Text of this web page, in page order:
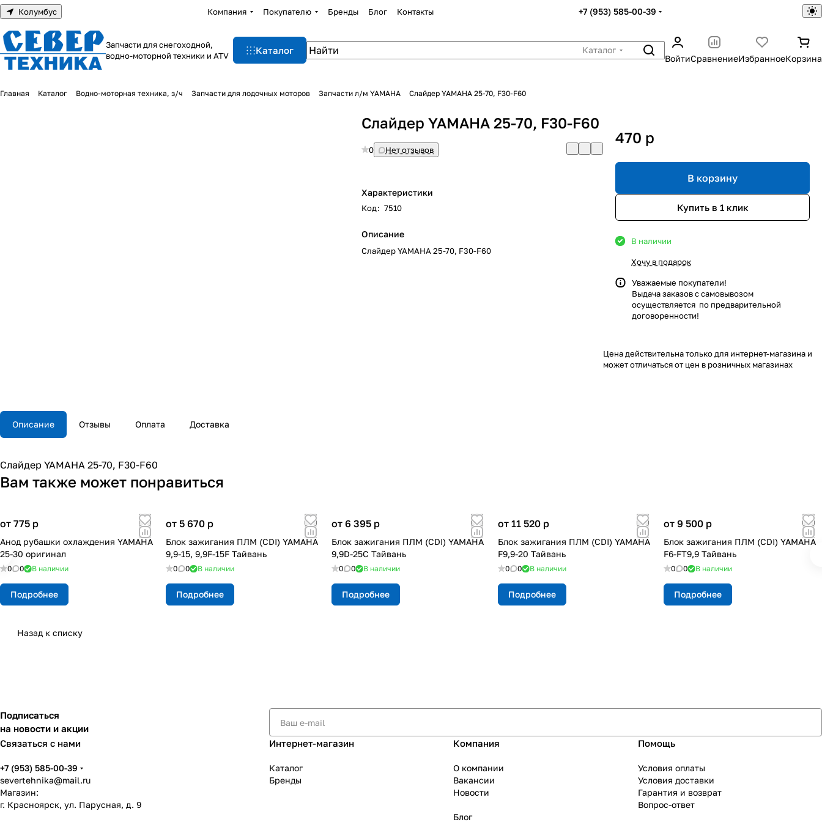
Колумбус Компания Покупателю Бренды Блог Контакты +7 (953) 585-00-39
Запчасти для снегоходной,
водно-моторной техники и ATV
Каталог
Каталог
ВойтиСравнениеИзбранноеКорзина
Главная Каталог Водно-моторная техника, з/ч Запчасти для лодочных моторов Запчасти л/м YAMAHA Слайдер YAMAHA 25-70, F30-F60
Слайдер YAMAHA 25-70, F30-F60
0 Нет отзывов
Характеристики
Код: 7510
Описание
Слайдер YAMAHA 25-70, F30-F60
470 p
В корзину
Купить в 1 клик
В наличии
Хочу в подарок
Уважаемые покупатели!
Выдача заказов с самовывозом
осуществляется по предварительной
договоренности!
Цена действительна только для интернет-магазина и
может отличаться от цен в розничных магазинах
Описание Отзывы Оплата Доставка
Слайдер YAMAHA 25-70, F30-F60
Вам также может понравиться
от 775 p
Анод рубашки охлаждения YAMAHA
25-30 оригинал
0 0 В наличии
Подробнее
от 5 670 p
Блок зажигания ПЛМ (CDI) YAMAHA
9,9-15, 9,9F-15F Тайвань
0 0 В наличии
Подробнее
от 6 395 p
Блок зажигания ПЛМ (CDI) YAMAHA
9,9D-25C Тайвань
0 0 В наличии
Подробнее
от 11 520 p
Блок зажигания ПЛМ (CDI) YAMAHA
F9,9-20 Тайвань
0 0 В наличии
Подробнее
от 9 500 p
Блок зажигания ПЛМ (CDI) YAMAHA
F6-FT9,9 Тайвань
0 0 В наличии
Подробнее
Назад к списку
Подписаться
на новости и акции
Связаться с нами
+7 (953) 585-00-39
severtehnika@mail.ru
Магазин:
г. Красноярск, ул. Парусная, д. 9
Интернет-магазин
Каталог
Бренды
Компания
О компании
Вакансии
Новости
Блог
Помощь
Условия оплаты
Условия доставки
Гарантия и возврат
Вопрос-ответ